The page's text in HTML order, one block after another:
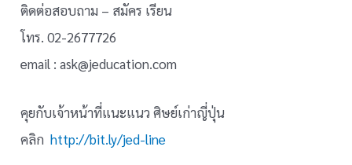
ติดต่อสอบถาม – สมัคร เรียน
โทร. 02-2677726
email : ask@jeducation.com
คุยกับเจ้าหน้าที่แนะแนว ศิษย์เก่าญี่ปุ่น
คลิกhttp://bit.ly/jed-line